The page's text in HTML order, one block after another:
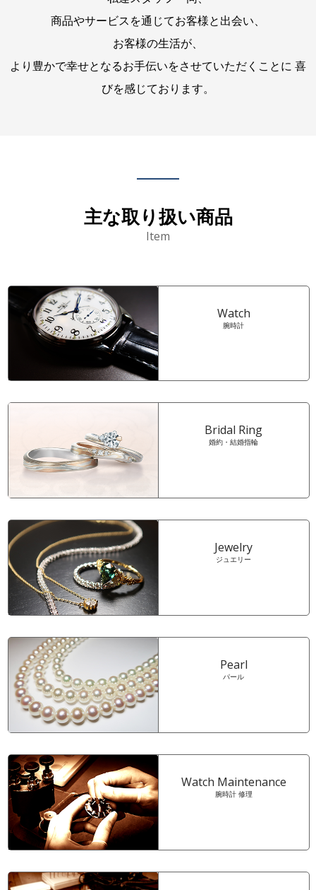
商品やサービスを通じてお客様と出会い、
お客様の生活が、
より豊かで幸せとなるお手伝いをさせていただくことに 喜
びを感じております。
主な取り扱い商品
Item
Watch
腕時計
Bridal Ring
婚約・結婚指輪
Jewelry
ジュエリー
Pearl
パール
Watch Maintenance
腕時計 修理